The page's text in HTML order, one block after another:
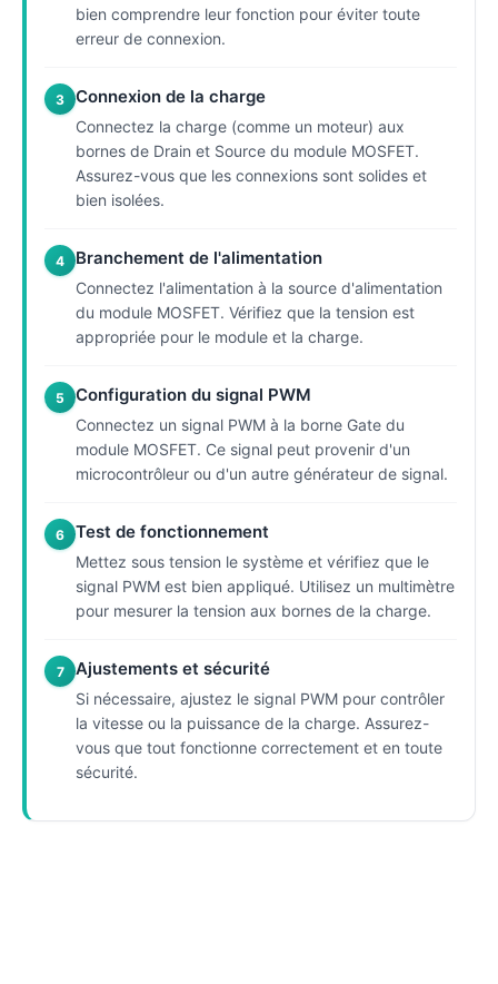
bien comprendre leur fonction pour éviter toute
erreur de connexion.
3 Connexion de la charge
Connectez la charge (comme un moteur) aux
bornes de Drain et Source du module MOSFET.
Assurez-vous que les connexions sont solides et
bien isolées.
4 Branchement de l'alimentation
Connectez l'alimentation à la source d'alimentation
du module MOSFET. Vérifiez que la tension est
appropriée pour le module et la charge.
5 Configuration du signal PWM
Connectez un signal PWM à la borne Gate du
module MOSFET. Ce signal peut provenir d'un
microcontrôleur ou d'un autre générateur de signal.
6 Test de fonctionnement
Mettez sous tension le système et vérifiez que le
signal PWM est bien appliqué. Utilisez un multimètre
pour mesurer la tension aux bornes de la charge.
7 Ajustements et sécurité
Si nécessaire, ajustez le signal PWM pour contrôler
la vitesse ou la puissance de la charge. Assurez-
vous que tout fonctionne correctement et en toute
sécurité.